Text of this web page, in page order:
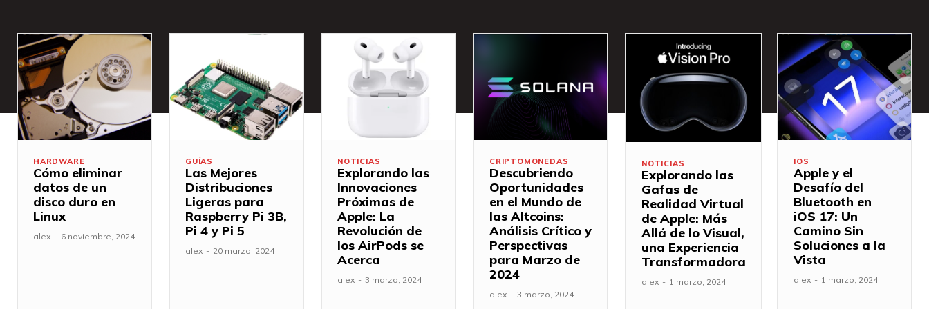
HARDWARE
Cómo eliminar
datos de un
disco duro en
Linux
alex - 6 noviembre, 2024
GUÍAS
Las Mejores
Distribuciones
Ligeras para
Raspberry Pi 3B,
Pi 4 y Pi 5
alex - 20 marzo, 2024
NOTICIAS
Explorando las
Innovaciones
Próximas de
Apple: La
Revolución de
los AirPods se
Acerca
alex - 3 marzo, 2024
CRIPTOMONEDAS
Descubriendo
Oportunidades
en el Mundo de
las Altcoins:
Análisis Crítico y
Perspectivas
para Marzo de
2024
alex - 3 marzo, 2024
NOTICIAS
Explorando las
Gafas de
Realidad Virtual
de Apple: Más
Allá de lo Visual,
una Experiencia
Transformadora
alex - 1 marzo, 2024
IOS
Apple y el
Desafío del
Bluetooth en
iOS 17: Un
Camino Sin
Soluciones a la
Vista
alex - 1 marzo, 2024